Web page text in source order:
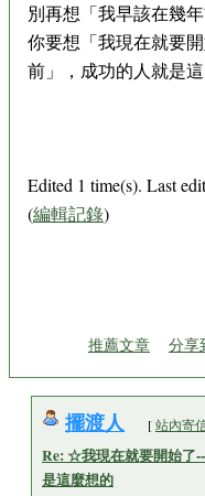
別再想「我早該在幾
你要想「我現在就要
前」，成功的人就是這
Edited 1 time(s). Last
(編輯記錄)
推薦文章 分享
擺渡人 [站內寄
Re: ☆我現在就要開始了
是這麼想的